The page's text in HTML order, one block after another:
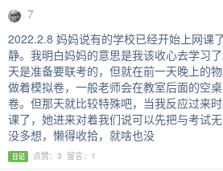
7
2022.2.8 妈妈说有的学校已经开始上网课
静。我明白妈妈的意思是我该收心去学习
天是准备要联考的，但就在前一天晚上的
做着模拟卷，一般老师会在教室后面的空
卷。但那天就比较特殊吧，当我反应过来
课了，她进来对着我们说可以先把与考试
没多想，懒得收拾，就啥也没
日记 点赞：3 留言：1